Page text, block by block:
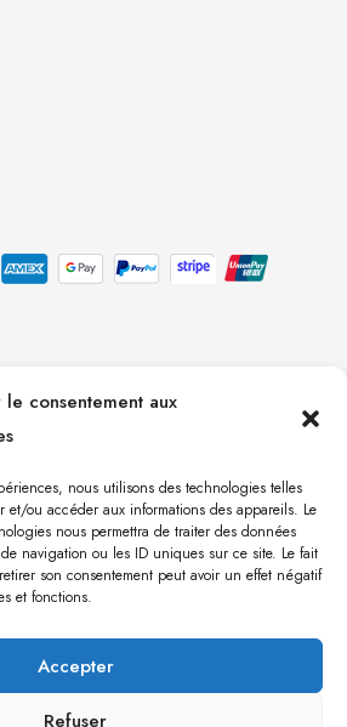
consentement aux
nous utilisons des technologies telles
et/ou accéder aux informations des appareils. Le
nous permettra de traiter des données
navigation ou les ID uniques sur ce site. Le fait
son consentement peut avoir un effet négatif
et fonctions.
Accepter
Refuser
Création du site parBabel